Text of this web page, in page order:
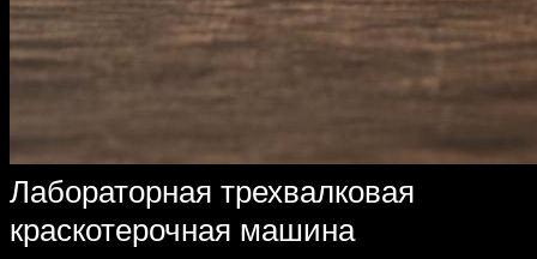
Лабораторная трехвалковая
краскотерочная машина